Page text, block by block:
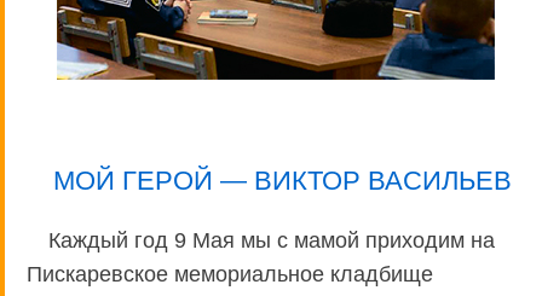
МОЙ ГЕРОЙ — ВИКТОР ВАСИЛЬЕВ
Каждый год 9 Мая мы с мамой приходим на
Пискаревское мемориальное кладбище